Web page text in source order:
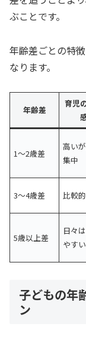
ぶことです。
年齢差ごとの特
なります。
年齢差
育児
1〜2歳差
高い
集中
3〜4歳差 比較
5歳以上差
日々
やすい
子どもの年
ン